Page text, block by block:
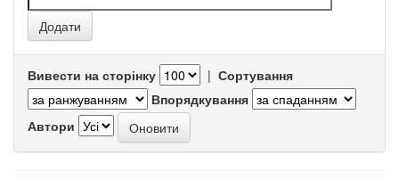
Вивести на сторінку | Сортування
Впорядкування
Автори